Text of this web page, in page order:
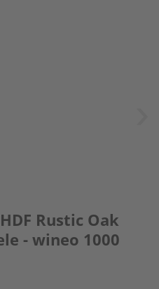
Rustic Oak
- wineo 1000